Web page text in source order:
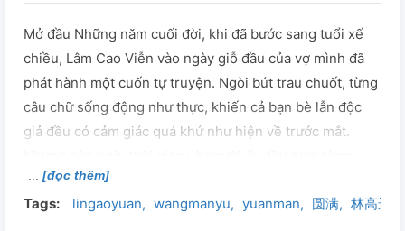
Mở đầu Những năm cuối đời, khi đã bước sang tuổi xế
chiều, Lâm Cao Viễn vào ngày giỗ đầu của vợ mình đã
phát hành một cuốn tự truyện. Ngòi bút trau chuốt, từng
câu chữ sống động như thực, khiến cả bạn bè lẫn độc
giả đều có cảm giác quá khứ như hiện về trước mắt.
nước lũ trôi qua, không thể níu giữ. Trang cuối cùng của
cuốn tự truyện ấy là một bài thơ nhỏ: Có lẽ, là bởi lần
[đọc thêm]
Tags: lingaoyuan wangmanyu yuanman 圆满 林高远